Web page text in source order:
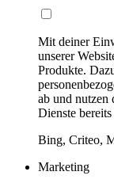
Mit deiner
unserer
Produkte.
ab und nutzen
Dienste
Bing, Criteo,
Marketing